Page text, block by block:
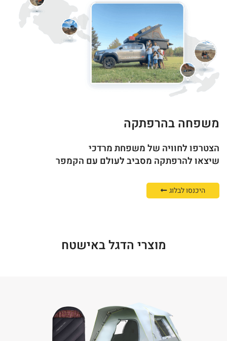
משפחה בהרפתקה
הצטרפו לחוויה של משפחת מרדכי
שיצאו להרפתקה מסביב לעולם עם הקמפר
היכנסו לבלוג
מוצרי הדגל באישטח